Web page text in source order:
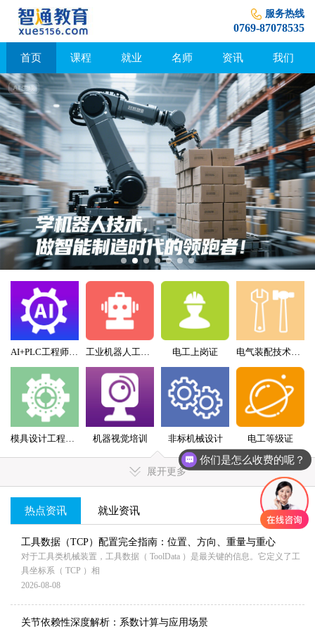
服务热线
0769-87078535
首页 课程 就业 名师 资讯 我们
AI+PLC工程师实战班 工业机器人工程师班 电工上岗证 电气装配技术员（配盘）特训班
机器视觉培训 非标机械设计 电工等级证
展开更多
MORE+
热点资讯 就业资讯
工具数据（TCP）配置完全指南：位置、方向、重量与重心
对于工具类机械装置，工具数据（ ToolData ）是最关键的信息。它定义了工
具坐标系（ TCP ）相
2026-08-08
关节依赖性深度解析：系数计算与应用场景
你们是怎么收费的呢？